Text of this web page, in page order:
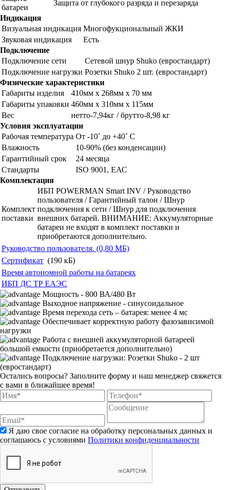
батареи
Защита от глубокого разряда и перезаряда
Индикация
Визуальная индикация Многофукциональный ЖКИ
Звуковая индикация
Есть
Подключение
Подключение сети
Сетевой шнур Shuko (евростандарт)
Подключение нагрузки Розетки Shuko 2 шт. (евростандарт)
Физические характеристики
Габариты изделия
410мм х 268мм х 70 мм
Габариты упаковки 460мм х 310мм х 115мм
Вес
нетто-7,94кг / брутто-8,98 кг
Условия эксплуатации
Рабочая температура От -10˚ до +40˚ С
Влажность
10-90% (без конденсации)
Гарантийный срок
24 месяца
Стандарты
ISO 9001, ЕАС
Комплектация
Комплект
поставки
ИБП POWERMAN Smart INV / Руководство
пользователя / Гарантийный талон / Шнур
подключения к сети / Шнур для подключения
внешних батарей. ВНИМАНИЕ: Аккумуляторные
батареи не входят в комплект поставки и
приобретаются дополнительно.
Руководство пользователя. (0,80 MБ)
Сертификат (190 кБ)
Время автономной работы на батареях
ИБП ДС ТР ЕАЭС
Мощность - 800 ВА/480 Вт
Выходное напряжение - синусоидальное
Время перехода сеть – батарея: менее 4 мс
Обеспечивает корректную работу фазозависимой
нагрузки
Работа с внешней аккумуляторной батареей
большой емкости (приобретается дополнительно)
Подключение нагрузки: Розетки Shuko - 2 шт
(евростандарт)
Остались вопросы? Заполните форму и наш менеджер свяжется
с вами в ближайшее время!
Я даю свое согласие на обработку персональных данных и
соглашаюсь с условиями Политики конфиденциальности